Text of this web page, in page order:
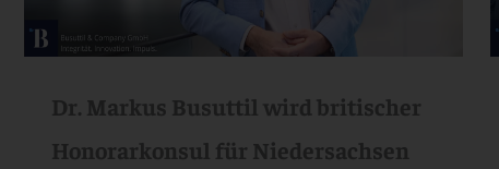
Dr. Markus Busuttil wird britischer
Honorarkonsul für Niedersachsen